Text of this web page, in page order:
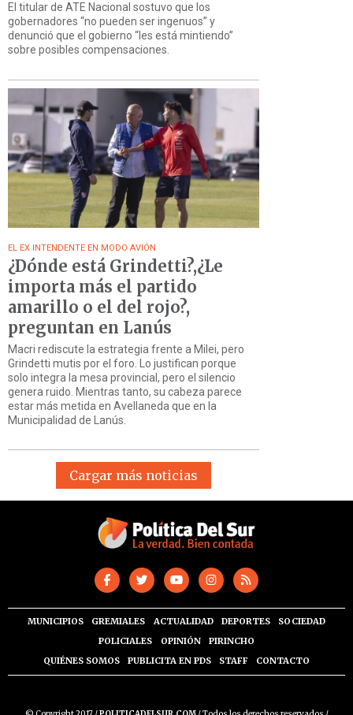
El titular de ATE Nacional sostuvo que los
gobernadores “no pueden ser ingenuos” y
denunció que el gobierno “les está mintiendo”
sobre posibles compensaciones.
EL EX INTENDENTE EN MODO AVIÓN
¿Dónde está Grindetti?,¿Le
importa más el partido
amarillo o el del rojo?,
preguntan en Lanús
Macri rediscute la estrategia frente a Milei, pero
Grindetti mutis por el foro. Lo justifican porque
solo integra la mesa provincial, pero el silencio
genera ruido. Mientras tanto, su cabeza parece
estar más metida en Avellaneda que en la
Municipalidad de Lanús.
Cargar más noticias
MUNICIPIOS GREMIALES ACTUALIDAD DEPORTES
SOCIEDAD
POLICIALES
OPINIÓN
PIRINCHO
QUIÉNES SOMOS
PUBLICITA EN PDS STAFF CONTACTO